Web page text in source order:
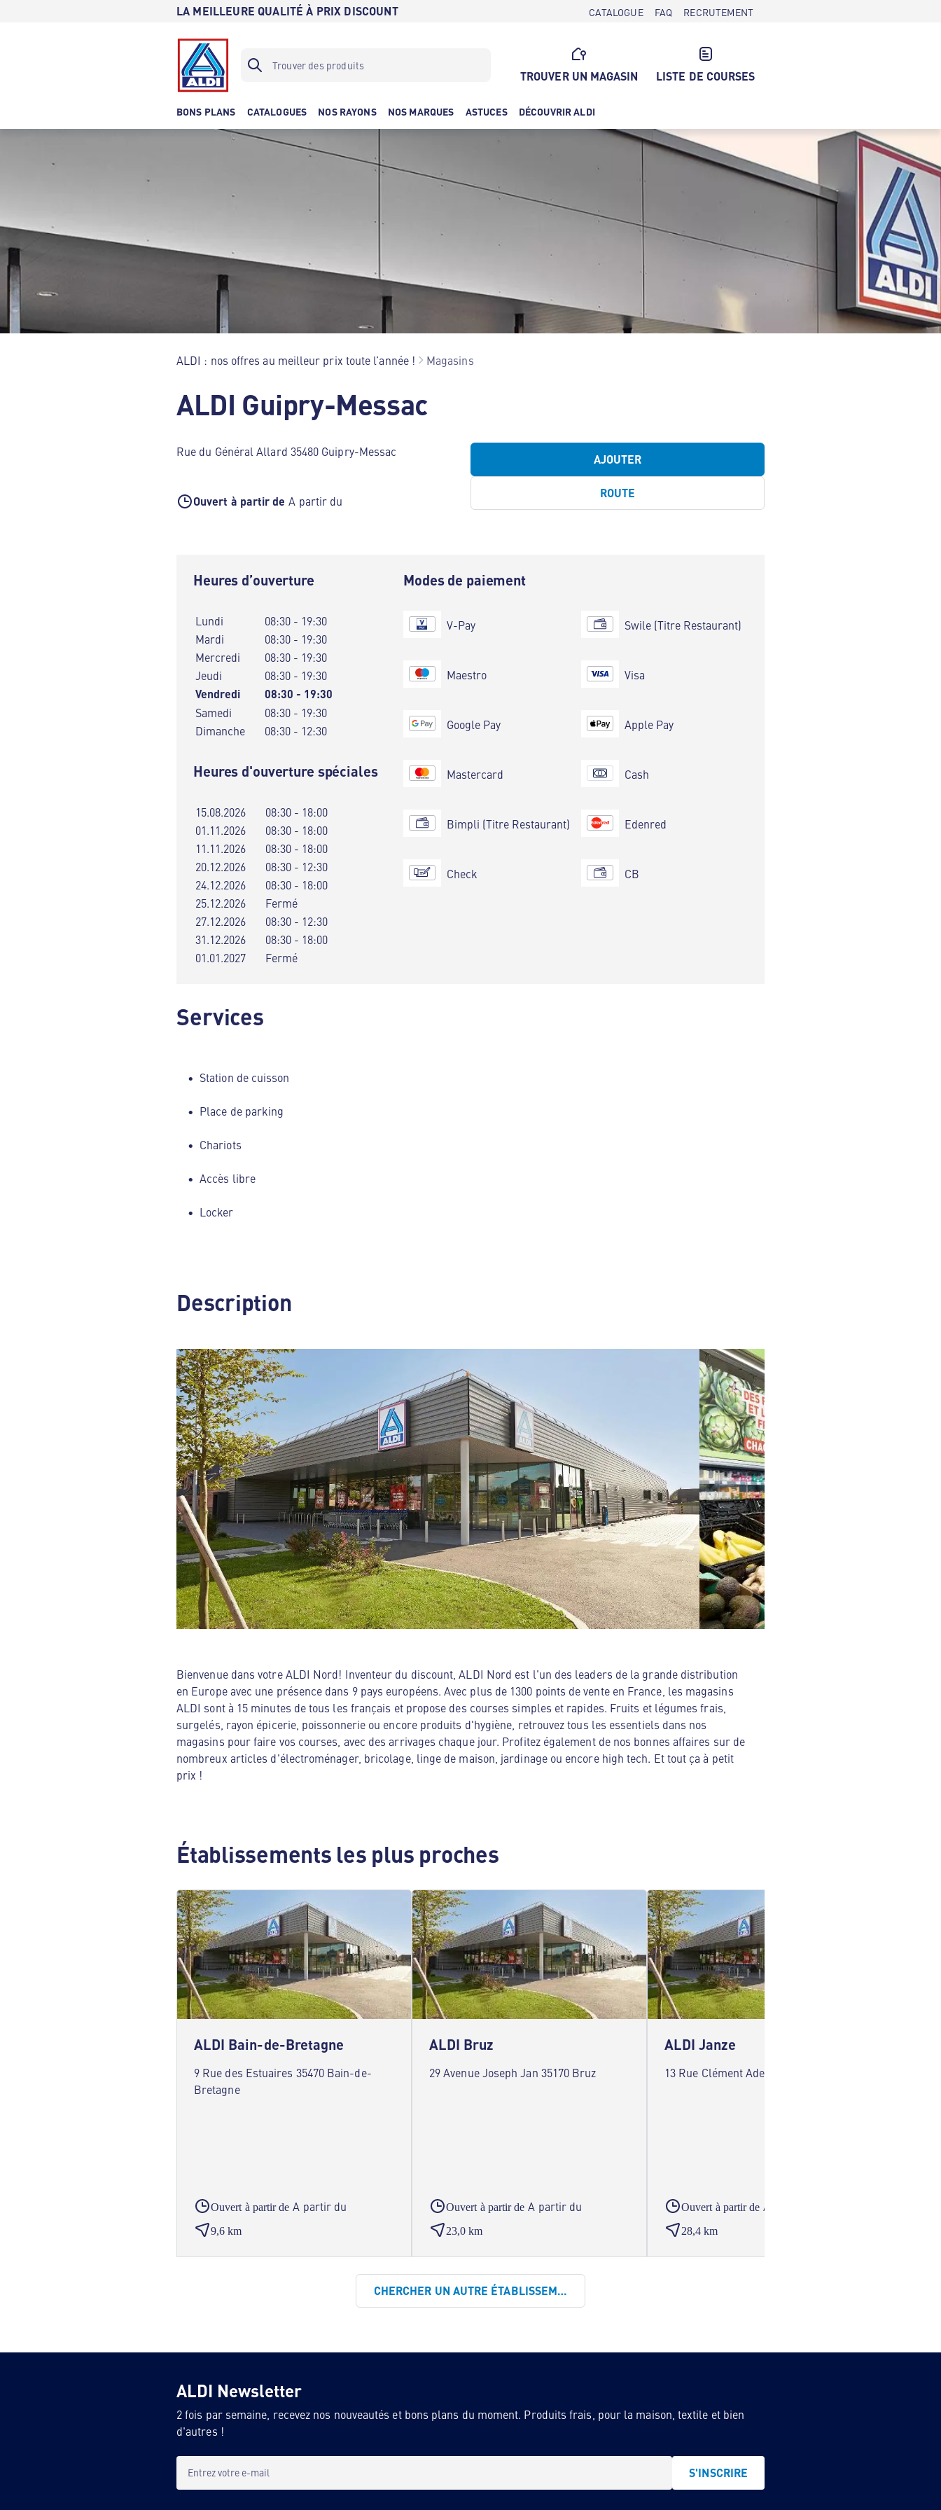
LA MEILLEURE QUALITÉ À PRIX DISCOUNT CATALOGUE FAQ RECRUTEMENT
TROUVER UN MAGASIN LISTE DE COURSES
BONS PLANS CATALOGUES NOS RAYONS NOS MARQUES ASTUCES DÉCOUVRIR ALDI
ALDI : nos offres au meilleur prix toute l’année ! Magasins
ALDI Guipry-Messac
Rue du Général Allard 35480 Guipry-Messac
Ouvert à partir de A partir du
AJOUTER
ROUTE
Heures d’ouverture
Lundi
08:30 - 19:30
Mardi
08:30 - 19:30
Mercredi
08:30 - 19:30
Jeudi
08:30 - 19:30
Vendredi 08:30 - 19:30
Samedi
08:30 - 19:30
Dimanche
08:30 - 12:30
Heures d'ouverture spéciales
15.08.2026
08:30 - 18:00
01.11.2026
08:30 - 18:00
11.11.2026
08:30 - 18:00
20.12.2026
08:30 - 12:30
24.12.2026
08:30 - 18:00
25.12.2026
Fermé
27.12.2026
08:30 - 12:30
31.12.2026
08:30 - 18:00
01.01.2027
Fermé
Modes de paiement
V-Pay
Maestro
Google Pay
Mastercard
Bimpli (Titre Restaurant)
Check
Swile (Titre Restaurant)
Visa
Apple Pay
Cash
Edenred
CB
Services
Station de cuisson
Place de parking
Chariots
Accès libre
Locker
Description
Bienvenue dans votre ALDI Nord! Inventeur du discount, ALDI Nord est l'un des leaders de la grande distribution
en Europe avec une présence dans 9 pays européens. Avec plus de 1300 points de vente en France, les magasins
ALDI sont à 15 minutes de tous les français et propose des courses simples et rapides. Fruits et légumes frais,
surgelés, rayon épicerie, poissonnerie ou encore produits d'hygiène, retrouvez tous les essentiels dans nos
magasins pour faire vos courses, avec des arrivages chaque jour. Profitez également de nos bonnes affaires sur de
nombreux articles d'électroménager, bricolage, linge de maison, jardinage ou encore high tech. Et tout ça à petit
prix !
Établissements les plus proches
ALDI Bain-de-Bretagne
9 Rue des Estuaires 35470 Bain-de-
Bretagne
Ouvert à partir de A partir du
9,6 km
ALDI Bruz
29 Avenue Joseph Jan 35170 Bruz
Ouvert à partir de A partir du
23,0 km
ALDI Janze
13 Rue Clément Ader 35150 Janze
Ouvert à partir de A partir du
28,4 km
CHERCHER UN AUTRE ÉTABLISSEMENT
ALDI Newsletter
2 fois par semaine, recevez nos nouveautés et bons plans du moment. Produits frais, pour la maison, textile et bien
d'autres !
Entrez votre e-mail S'INSCRIRE